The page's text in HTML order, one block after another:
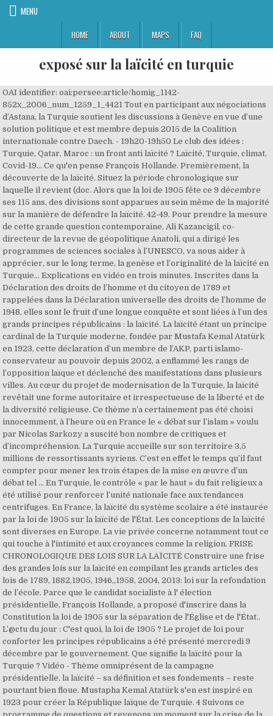
MENU
HOME
ABOUT MAPS FAQ
exposé sur la laïcité en turquie
OAI identifier: oai:persee:article/homig_1142-
852x_2006_num_1259_1_4421 Tout en participant aux négociations
d’Astana, la Turquie soutient les discussions à Genève en vue d’une
solution politique et est membre depuis 2015 de la Coalition
internationale contre Daech. - 19h20-19h50 Le club des idées :
Turquie, Qatar, Maroc : un front anti laïcité ? Laïcité, Turquie, climat,
Covid-19... Ce qu'en pense François Hollande. Premièrement, la
découverte de la laïcité. Situez la période chronologique sur
laquelle il revient (doc. Alors que la loi de 1905 fête ce 9 décembre
ses 115 ans, des divisions sont apparues au sein même de la majorité
sur la manière de défendre la laïcité. 42-49. Pour prendre la mesure
de cette grande question contemporaine, Ali Kazancigil, co-
directeur de la revue de géopolitique Anatoli, qui a dirigé les
programmes de sciences sociales à l’UNESCO, va nous aider à
apprécier, sur le long terme, la genèse et l’originalité de la laïcité en
Turquie… Explications en vidéo en trois minutes. Inscrites dans la
Déclaration des droits de l’homme et du citoyen de 1789 et
rappelées dans la Déclaration universelle des droits de l’homme de
1948, elles sont le fruit d’une longue conquête et sont liées à l’un des
grands principes républicains : la laïcité. La laïcité étant un principe
cardinal de la Turquie moderne, fondée par Mustafa Kemal Atatürk
en 1923, cette déclaration d’un membre de l’AKP, parti islamo-
conservateur au pouvoir depuis 2002, a enflammé les rangs de
l’opposition laïque et déclenché des manifestations dans plusieurs
villes. Au cœur du projet de modernisation de la Turquie, la laïcité
revêtait une forme autoritaire et irrespectueuse de la liberté et de
la diversité religieuse. Ce thème n’a certainement pas été choisi
innocemment, à l’heure où en France le « débat sur l’islam » voulu
par Nicolas Sarkozy a suscité bon nombre de critiques et
d’incompréhension. La Turquie accueille sur son territoire 3,5
millions de ressortissants syriens. C’est en effet le temps qu’il faut
compter pour mener les trois étapes de la mise en œuvre d’un
débat tel … En Turquie, le contrôle « par le haut » du fait religieux a
été utilisé pour renforcer l’unité nationale face aux tendances
centrifuges. En France, la laïcité du système scolaire a été instaurée
par la loi de 1905 sur la laïcité de l'État. Les conceptions de la laïcité
sont diverses en Europe. La vie privée concerne notamment tout ce
qui touche à l'intimité et aux croyances comme la religion. FRISE
CHRONOLOGIQUE DES LOIS SUR LA LAÏCITÉ Construire une frise
des grandes lois sur la laïcité en compilant les grands articles des
lois de 1789, 1882,1905, 1946,,1958, 2004, 2013: loi sur la refondation
de l’école. Parce que le candidat socialiste à l' élection
présidentielle, François Hollande, a proposé d'inscrire dans la
Constitution la loi de 1905 sur la séparation de l'Église et de l'État..
L’@ctu du jour : C'est quoi, la loi de 1905 ? Le projet de loi pour
conforter les principes républicains a été présenté mercredi 9
décembre par le gouvernement. Que signifie la laïcité pour la
Turquie ? Vidéo - Thème omniprésent de la campagne
présidentielle, la laïcité – sa définition et ses fondements – reste
pourtant bien floue. Mustapha Kemal Atatürk s'en est inspiré en
1923 pour créer la République laïque de Turquie. 4 Suivons ce